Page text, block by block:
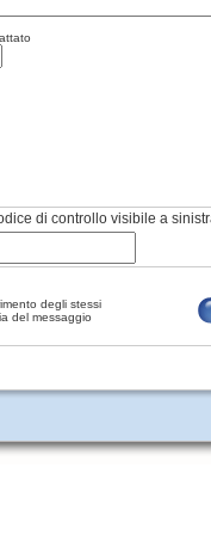
di controllo visibile a
degli stessi
del messaggio